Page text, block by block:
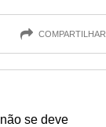
COMPARTILHAR
se deve